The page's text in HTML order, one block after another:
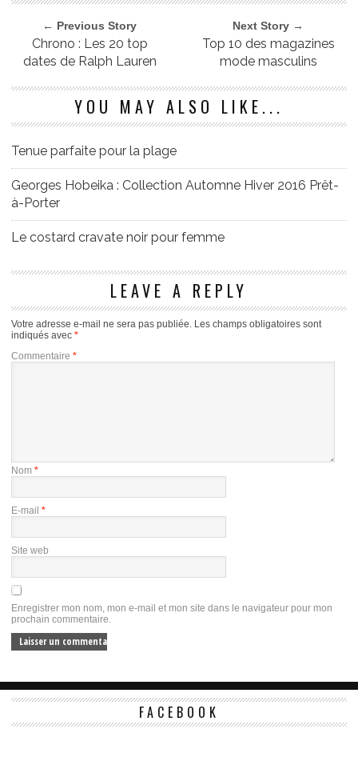
← Previous Story
Chrono : Les 20 top
dates de Ralph Lauren
Next Story →
Top 10 des magazines
mode masculins
YOU MAY ALSO LIKE...
Tenue parfaite pour la plage
Georges Hobeika : Collection Automne Hiver 2016 Prêt-
à-Porter
Le costard cravate noir pour femme
LEAVE A REPLY
Votre adresse e-mail ne sera pas publiée. Les champs obligatoires sont
indiqués avec *
Commentaire *
Nom *
E-mail *
Site web
Enregistrer mon nom, mon e-mail et mon site dans le navigateur pour mon
prochain commentaire.
FACEBOOK